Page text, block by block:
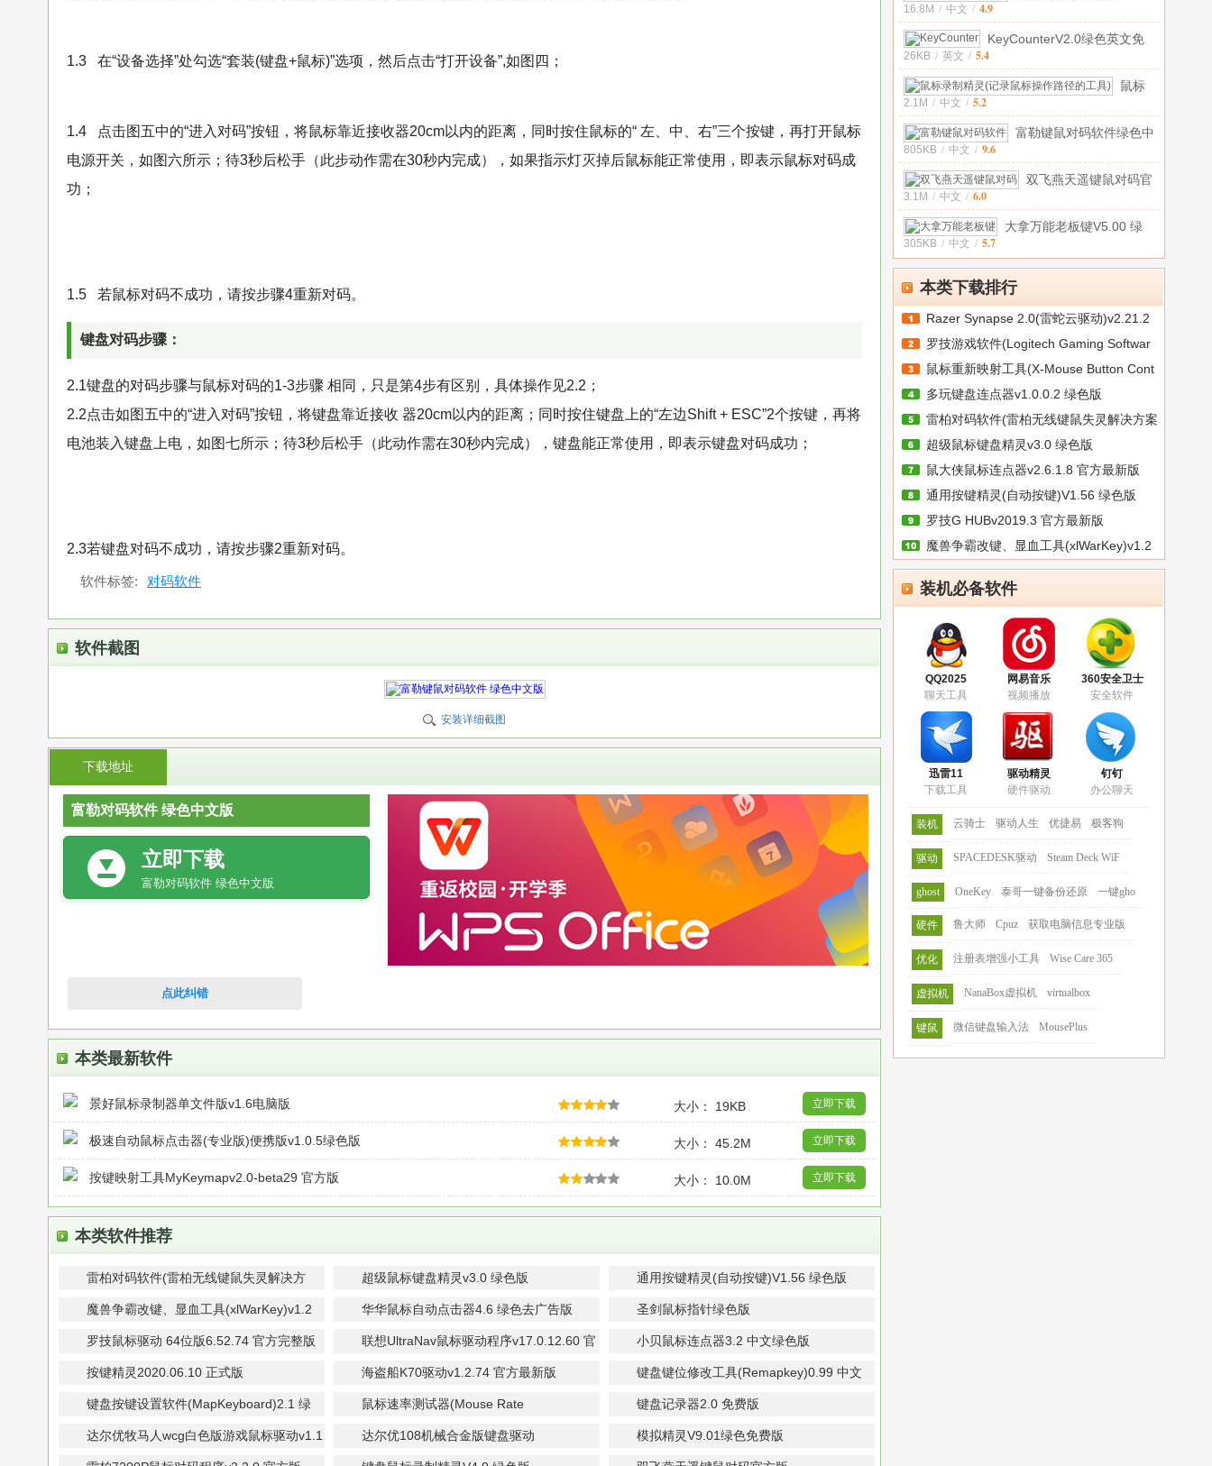
16.8M / 中文 / 4.9
KeyCounterV2.0绿色英文免
费版
26KB / 英文 / 5.4
鼠标
(记录
操作
2.1M / 中文 / 5.2
富勒键鼠对码软件绿色中
805KB / 中文 / 9.6
双飞燕天遥键鼠对码官
3.1M / 中文 / 6.0
大拿万能老板键V5.00 绿
305KB / 中文 / 5.7
本类下载排行
Razer Synapse 2.0(雷蛇云驱动)v2.21.2
罗技游戏软件(Logitech Gaming Softwar
鼠标重新映射工具(X-Mouse Button Cont
多玩键盘连点器v1.0.0.2 绿色版
雷柏对码软件(雷柏无线键鼠失灵解决方案
超级鼠标键盘精灵v3.0 绿色版
鼠大侠鼠标连点器v2.6.1.8 官方最新版
通用按键精灵(自动按键)V1.56 绿色版
罗技G HUBv2019.3 官方最新版
魔兽争霸改键、显血工具(xlWarKey)v1.2
装机必备软件
QQ2025
聊天工具
网易音乐
视频播放
360安全卫士
安全软件
迅雷11
下载工具
驱动精灵
硬件驱动
钉钉
办公聊天
装机 云骑士 驱动人生 优捷易 极客狗
驱动 SPACEDESK驱动 Steam Deck WiF
ghost OneKey 泰哥一键备份还原 一键gho
硬件 鲁大师 Cpuz 获取电脑信息专业版
优化 注册表增强小工具 Wise Care 365
虚拟机 NanaBox虚拟机 virtualbox
键鼠 微信键盘输入法 MousePlus
1.3 在“设备选择”处勾选“套装(键盘+鼠标)”选项，然后点击“打开设备”,如图四；
1.4 点击图五中的“进入对码”按钮，将鼠标靠近接收器20cm以内的距离，同时按住鼠标的“ 左、中、右”三个按键，再打开鼠标
电源开关，如图六所示；待3秒后松手（此步动作需在30秒内完成），如果指示灯灭掉后鼠标能正常使用，即表示鼠标对码成
功；
1.5 若鼠标对码不成功，请按步骤4重新对码。
键盘对码步骤：
2.1键盘的对码步骤与鼠标对码的1-3步骤 相同，只是第4步有区别，具体操作见2.2；
2.2点击如图五中的“进入对码”按钮，将键盘靠近接收 器20cm以内的距离；同时按住键盘上的“左边Shift + ESC”2个按键，再将
电池装入键盘上电，如图七所示；待3秒后松手（此动作需在30秒内完成），键盘能正常使用，即表示键盘对码成功；
2.3若键盘对码不成功，请按步骤2重新对码。
软件标签: 对码软件
软件截图
安装详细截图
下载地址
富勒对码软件 绿色中文版
立即下载
富勒对码软件 绿色中文版
点此纠错
本类最新软件
景好鼠标录制器单文件版v1.6电脑版 大小： 19KB 立即下载
极速自动鼠标点击器(专业版)便携版v1.0.5绿色版 大小： 45.2M 立即下载
按键映射工具MyKeymapv2.0-beta29 官方版 大小： 10.0M 立即下载
本类软件推荐
雷柏对码软件(雷柏无线键鼠失灵解决方
案)v4.0.1中文版
超级鼠标键盘精灵v3.0 绿色版 通用按键精灵(自动按键)V1.56 绿色版
魔兽争霸改键、显血工具(xlWarKey)v1.2
正式版
华华鼠标自动点击器4.6 绿色去广告版 圣剑鼠标指针绿色版
罗技鼠标驱动 64位版6.52.74 官方完整版
联想UltraNav鼠标驱动程序v17.0.12.60 官
方中文安装版
小贝鼠标连点器3.2 中文绿色版
按键精灵2020.06.10 正式版 海盗船K70驱动v1.2.74 官方最新版
键盘键位修改工具(Remapkey)0.99 中文
版
键盘按键设置软件(MapKeyboard)2.1 绿
色版
鼠标速率测试器(Mouse Rate
Checker)1.1B汉化绿色特别版
键盘记录器2.0 免费版
达尔优牧马人wcg白色版游戏鼠标驱动v1.1
官方最新版
达尔优108机械合金版键盘驱动 模拟精灵V9.01绿色免费版